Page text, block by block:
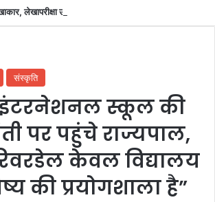
लेखापरीक्षा उत्तराखंड संजीव कुमार ने की शिष्टाचार भेंट
संस्कृति
इंटरनेशनल स्कूल की
पर पहुंचे राज्यपाल,
केवल विद्यालय
की प्रयोगशाला है”